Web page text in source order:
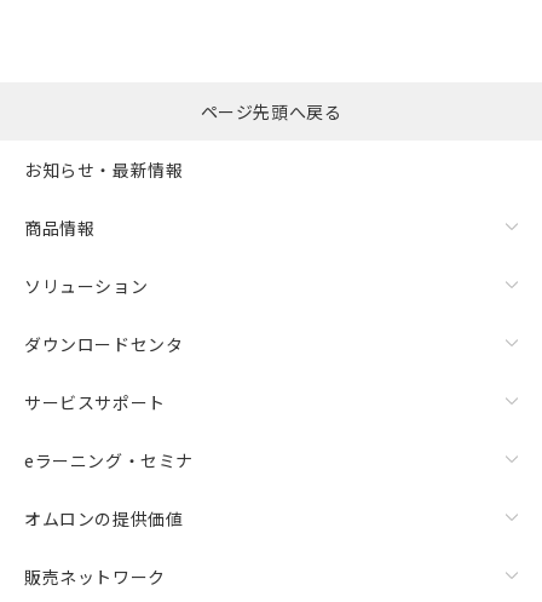
ページ先頭へ戻る
お知らせ・最新情報
商品情報
ソリューション
ダウンロードセンタ
サービスサポート
eラーニング・セミナ
オムロンの提供価値
販売ネットワーク